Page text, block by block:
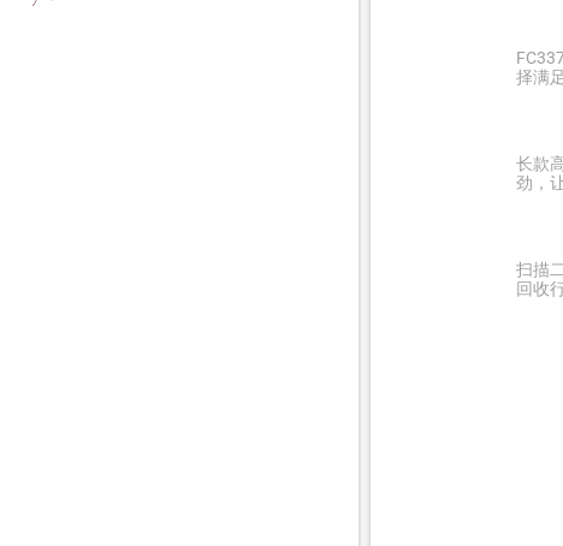
择满
长款
劲，
扫描
回收